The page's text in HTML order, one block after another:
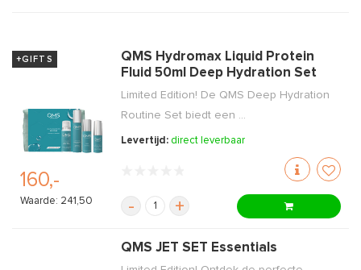
+GIFTS
160,-
Waarde: 241,50
QMS Hydromax Liquid Protein
Fluid 50ml Deep Hydration Set
Limited Edition! De QMS Deep Hydration
Routine Set biedt een ...
Levertijd: direct leverbaar
- +
QMS JET SET Essentials